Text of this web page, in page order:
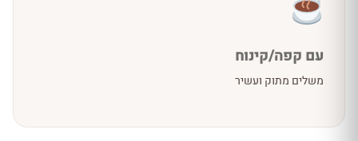
עם קפה/קינוח
משלים מתוק ועשיר